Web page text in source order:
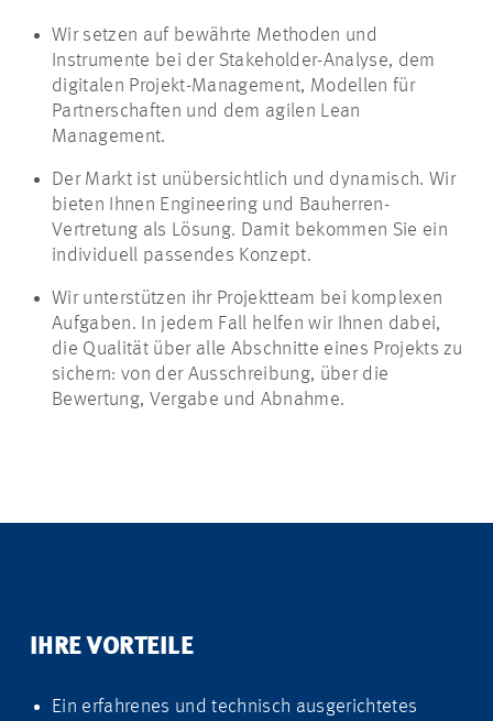
Wir setzen auf bewährte Methoden und
Instrumente bei der Stakeholder-Analyse, dem
digitalen Projekt-Management, Modellen für
Partnerschaften und dem agilen Lean
Management.
Der Markt ist unübersichtlich und dynamisch. Wir
bieten Ihnen Engineering und Bauherren-
Vertretung als Lösung. Damit bekommen Sie ein
individuell passendes Konzept.
Wir unterstützen ihr Projektteam bei komplexen
Aufgaben. In jedem Fall helfen wir Ihnen dabei,
die Qualität über alle Abschnitte eines Projekts zu
sichern: von der Ausschreibung, über die
Bewertung, Vergabe und Abnahme.
IHRE VORTEILE
Ein erfahrenes und technisch ausgerichtetes